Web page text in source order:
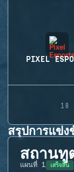
PIXEL
18
สรุปการแข่ง
สถานทู
แผนที่ 1 เสร็จสิ้น